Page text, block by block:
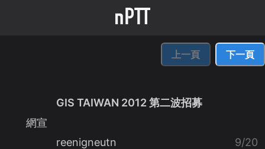
上一頁 下一頁
網宣
GIS TAIWAN 2012 第二波招募
reenigneutn 9/20